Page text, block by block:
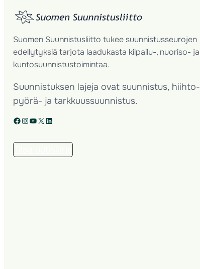
Suomen Suunnistusliitto tukee suunnistusseurojen
edellytyksiä tarjota laadukasta kilpailu-, nuoriso- ja
kuntosuunnistustoimintaa.
Suunnistuksen lajeja ovat suunnistus,
pyörä- ja tarkkuussuunnistus.
Facebook Instagram YouTube X LinkedIn